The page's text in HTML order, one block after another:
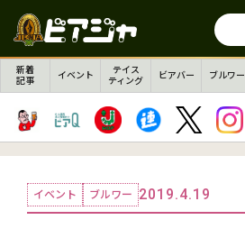
新着
記事
イベント
テイス
ティング
ビアバー ブルワー
イベント ブルワー 2019.4.19